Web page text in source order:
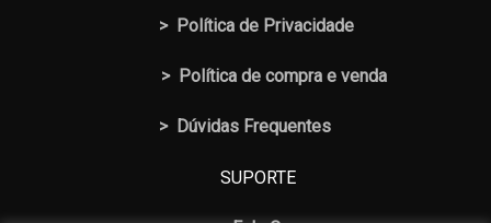
> Política de Privacidade
> Política de compra e venda
> Dúvidas Frequentes
SUPORTE